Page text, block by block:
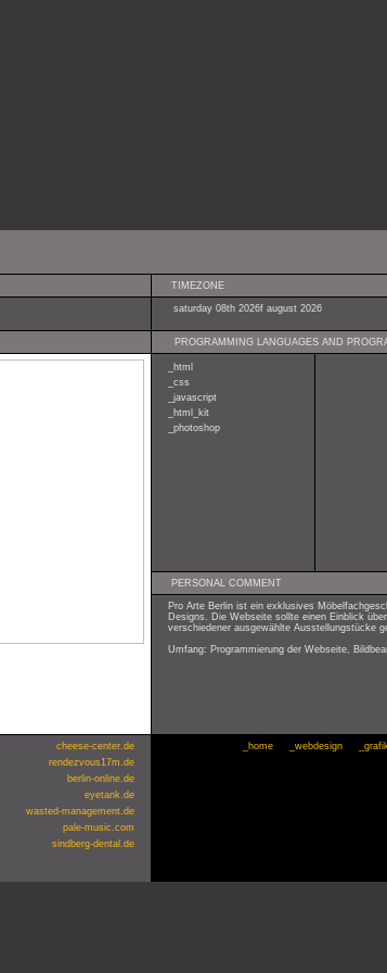
TIMEZONE
saturday 08th 2026f august 2026
PROGRAMMING LANGUAGES AND
_html
_css
_javascript
_html_kit
_photoshop
PERSONAL COMMENT
Pro Arte Berlin ist ein exklusives
Designs. Die Webseite sollte einen Einblick
verschiedener ausgewählte Ausstellungstücke
Umfang: Programmierung der Webseite,
cheese-center.de
rendezvous17m.de
berlin-online.de
eyetank.de
wasted-management.de
pale-music.com
sindberg-dental.de
_webdesign
_home